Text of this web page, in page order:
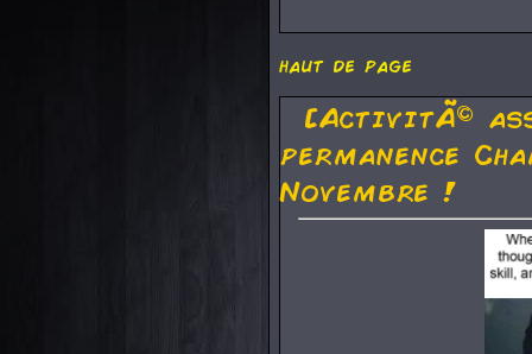
haut de page
[ActivitÃ©
permanence
Novembre !